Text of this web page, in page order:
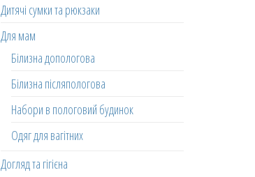
Дитячі сумки та рюкзаки
Для мам
Білизна допологова
Білизна післяпологова
Набори в пологовий будинок
Одяг для вагітних
Догляд та гігієна